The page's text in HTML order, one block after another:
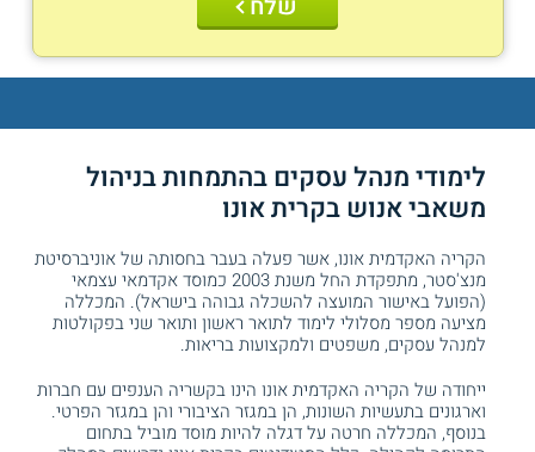
לימודימנהל עסקיםבהתמחות בניהול
משאבי אנוש בקרית אונו
הקריה האקדמית אונו, אשר פעלה בעבר בחסותה של אוניברסיטת
מנצ'סטר, מתפקדת החל משנת 2003 כמוסד אקדמאי עצמאי
(הפועל באישור המועצה להשכלה גבוהה בישראל). המכללה
מציעה מספר מסלולי לימוד לתואר ראשון ותואר שני בפקולטות
למנהל עסקים, משפטים ולמקצועות בריאות.
ייחודה של הקריה האקדמית אונו הינו בקשריה הענפים עם חברות
וארגונים בתעשיות השונות, הן במגזר הציבורי והן במגזר הפרטי.
בנוסף, המכללה חרטה על דגלה להיות מוסד מוביל בתחום